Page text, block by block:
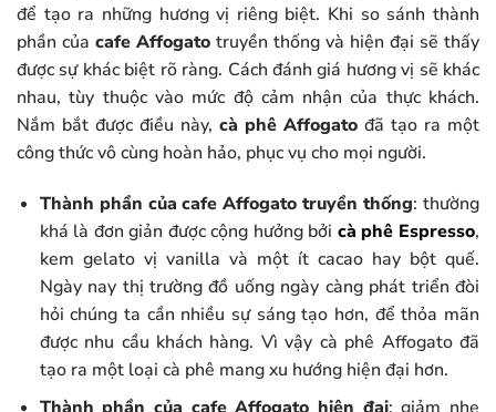
để tạo ra những hương vị riêng biệt. Khi so sánh thành
phần của cafe Affogato truyền thống và hiện đại sẽ thấy
được sự khác biệt rõ ràng. Cách đánh giá hương vị sẽ khác
nhau, tùy thuộc vào mức độ cảm nhận của thực khách.
Nắm bắt được điều này, cà phê Affogato đã tạo ra một
công thức vô cùng hoàn hảo, phục vụ cho mọi người.
Thành phần của cafe Affogato truyền thống: thường
khá là đơn giản được cộng hưởng bởi cà phê Espresso,
kem gelato vị vanilla và một ít cacao hay bột quế.
Ngày nay thị trường đồ uống ngày càng phát triển đòi
hỏi chúng ta cần nhiều sự sáng tạo hơn, để thỏa mãn
được nhu cầu khách hàng. Vì vậy cà phê Affogato đã
tạo ra một loại cà phê mang xu hướng hiện đại hơn.